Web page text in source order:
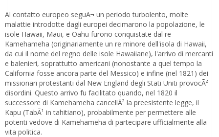
Al contatto europeo seguÃ¬ un periodo turbolento, molte
malattie introdotte dagli europei decimarono la popolazione, le
isole Hawaii, Maui, e Oahu furono conquistate dal re
Kamehameha (originariamente un re minore dell'isola di Hawaii,
da cui il nome del regno delle isole Hawaiiane), l'arrivo di mercanti
e balenieri, soprattutto americani (nonostante a quel tempo la
California fosse ancora parte del Messico) e infine (nel 1821) dei
missionari protestanti dal New England degli Stati Uniti provocÃ²
disordini. Questo arrivo fu facilitato quando, nel 1820 il
successore di Kamehameha cancellÃ² la preesistente legge, il
Kapu (TabÃ¹ in tahitiano), probabilmente per permettere alle
potenti vedove di Kamehameha di partecipare ufficialmente alla
vita politica.